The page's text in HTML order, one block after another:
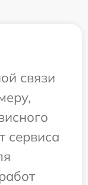
связи
сервиса